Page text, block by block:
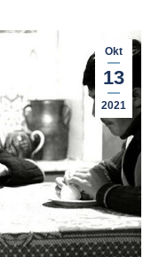
Okt
13
2021